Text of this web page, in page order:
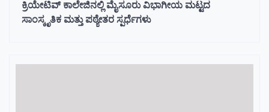
ಕ್ರಿಯೇಟಿವ್ ಕಾಲೇಜಿನಲ್ಲಿ ಮೈಸೂರು ವಿಭಾಗೀಯ ಮಟ್ಟದ
ಸಾಂಸ್ಕೃತಿಕ ಮತ್ತು ಪಠ್ಯೇತರ ಸ್ಪರ್ಧೆಗಳು